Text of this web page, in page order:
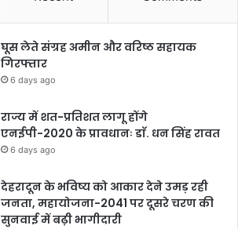
घूस लेते संग्रह अमीन और वरिष्ठ सहायक
गिरफ्तार
6 days ago
राज्य में शत-प्रतिशत लागू होंगे
एनईपी-2020 के प्रावधानः डाॅ. धन सिंह रावत
6 days ago
देहरादून के भविष्य को आकार देने उमड़ रही
जनता, महायोजना-2041 पर दूसरे चरण की
सुनवाई में बढ़ी भागीदारी